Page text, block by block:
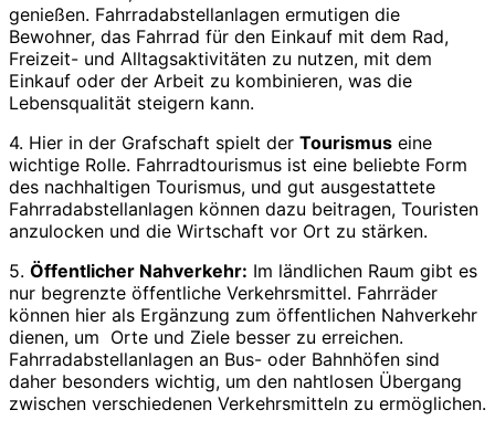
genießen. Fahrradabstellanlagen ermutigen die
Bewohner, das Fahrrad für den Einkauf mit dem Rad,
Freizeit- und Alltagsaktivitäten zu nutzen, mit dem
Einkauf oder der Arbeit zu kombinieren, was die
Lebensqualität steigern kann.
4. Hier in der Grafschaft spielt der Tourismus eine
wichtige Rolle. Fahrradtourismus ist eine beliebte Form
des nachhaltigen Tourismus, und gut ausgestattete
Fahrradabstellanlagen können dazu beitragen, Touristen
anzulocken und die Wirtschaft vor Ort zu stärken.
5. Öffentlicher Nahverkehr: Im ländlichen Raum gibt es
nur begrenzte öffentliche Verkehrsmittel. Fahrräder
können hier als Ergänzung zum öffentlichen Nahverkehr
dienen, um Orte und Ziele besser zu erreichen.
Fahrradabstellanlagen an Bus- oder Bahnhöfen sind
daher besonders wichtig, um den nahtlosen Übergang
zwischen verschiedenen Verkehrsmitteln zu ermöglichen.